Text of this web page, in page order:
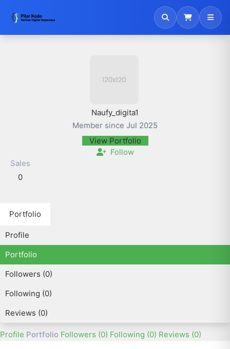
Naufy_digita1
Member since Jul 2025
View Portfolio
Follow
Sales
0
Portfolio
Profile
Portfolio
Followers (0)
Following (0)
Reviews (0)
Profile Portfolio Followers (0) Following (0) Reviews (0)